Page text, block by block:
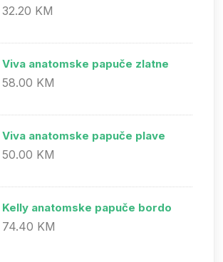
32.20 KM
Viva anatomske papuče zlatne
58.00 KM
Viva anatomske papuče plave
50.00 KM
Kelly anatomske papuče bordo
74.40 KM